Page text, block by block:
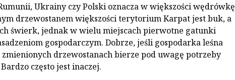
Ukrainy czy Polski oznacza w większości wędrówkę
drzewostanem większości terytorium Karpat jest buk, a
świerk, jednak w wielu miejscach pierwotne gatunki
gospodarczym. Dobrze, jeśli gospodarka leśna
drzewostanach bierze pod uwagę potrzeby
często jest inaczej.